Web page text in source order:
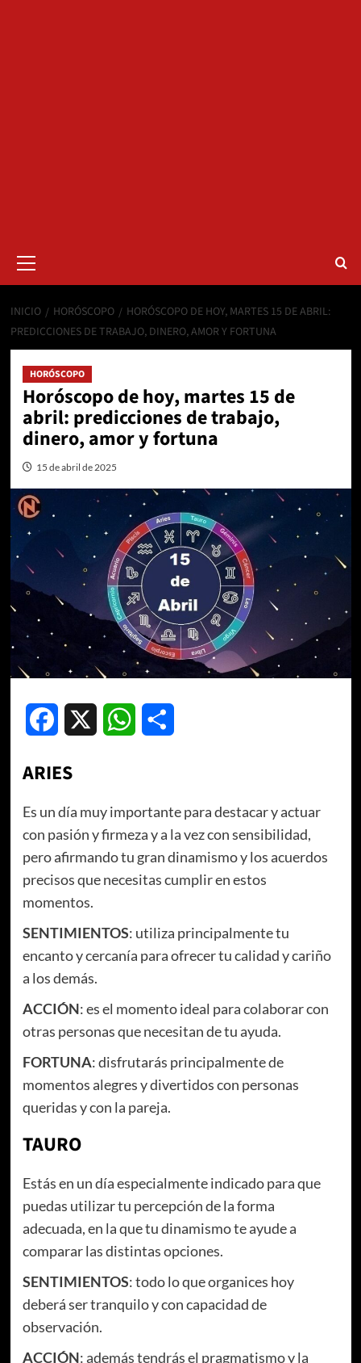
primario
INICIO HORÓSCOPO
HORÓSCOPO DE HOY, MARTES 15 DE ABRIL:
PREDICCIONES DE TRABAJO, DINERO, AMOR Y FORTUNA
HORÓSCOPO
Horóscopo de hoy, martes 15 de
abril: predicciones de trabajo,
dinero, amor y fortuna
15 de abril de 2025
Facebook WhatsApp
ARIES
Es un día muy importante para destacar y actuar
con pasión y firmeza y a la vez con sensibilidad,
pero afirmando tu gran dinamismo y los acuerdos
precisos que necesitas cumplir en estos
momentos.
SENTIMIENTOS: utiliza principalmente tu
encanto y cercanía para ofrecer tu calidad y cariño
a los demás.
ACCIÓN: es el momento ideal para colaborar con
otras personas que necesitan de tu ayuda.
FORTUNA: disfrutarás principalmente de
momentos alegres y divertidos con personas
queridas y con la pareja.
TAURO
Estás en un día especialmente indicado para que
puedas utilizar tu percepción de la forma
adecuada, en la que tu dinamismo te ayude a
comparar las distintas opciones.
SENTIMIENTOS: todo lo que organices hoy
deberá ser tranquilo y con capacidad de
observación.
ACCIÓN: además tendrás el pragmatismo y la